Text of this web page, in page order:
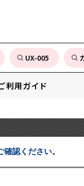
UX-005
利用ガイド
確認ください。